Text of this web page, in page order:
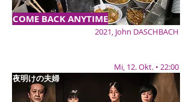
COME BACK ANYTIME
2021, John DASCHBACH
Mi, 12. Okt. • 22:00
夜明けの夫婦